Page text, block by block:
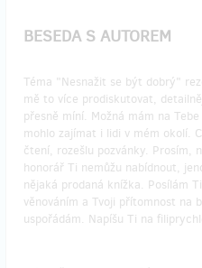
BESEDA S AUTOREM
Téma "Nesnažit se být dobrý"
mě to více prodiskutovat,
přesně míní. Možná mám na
mohlo zajímat i lidi v mém okolí.
čtení, rozešlu pozvánky. Prosím,
honorář Ti nemůžu nabídnout,
nějaká prodaná knížka. Posílám
věnováním a Tvoji přítomnost na
uspořádám. Napíšu Ti na